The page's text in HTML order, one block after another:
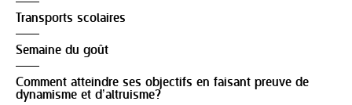
Transports scolaires
Semaine du goût
Comment atteindre ses objectifs en faisant preuve de
dynamisme et d’altruisme?